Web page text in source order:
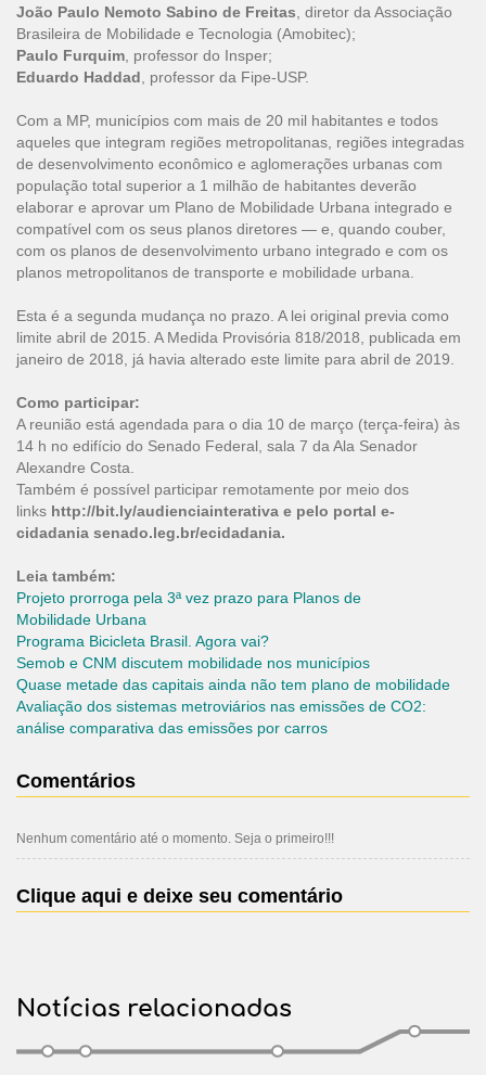
João Paulo Nemoto Sabino de Freitas , diretor da Associação
Brasileira de Mobilidade e Tecnologia (Amobitec);
Paulo Furquim , professor do Insper;
Eduardo Haddad , professor da Fipe-USP.
Com a MP, municípios com mais de 20 mil habitantes e todos
aqueles que integram regiões metropolitanas, regiões integradas
de desenvolvimento econômico e aglomerações urbanas com
população total superior a 1 milhão de habitantes deverão
elaborar e aprovar um Plano de Mobilidade Urbana integrado e
compatível com os seus planos diretores — e, quando couber,
com os planos de desenvolvimento urbano integrado e com os
planos metropolitanos de transporte e mobilidade urbana.
Esta é a segunda mudança no prazo. A lei original previa como
limite abril de 2015. A Medida Provisória 818/2018, publicada em
janeiro de 2018, já havia alterado este limite para abril de 2019.
Como participar:
A reunião está agendada para o dia 10 de março (terça-feira) às
14 h no edifício do Senado Federal, sala 7 da Ala Senador
Alexandre Costa.
Também é possível participar remotamente por meio dos
links http://bit.ly/audienciainterativa e pelo portal e-
cidadania senado.leg.br/ecidadania.
Leia também:
Projeto prorroga pela 3ª vez prazo para Planos de
Mobilidade Urbana
Programa Bicicleta Brasil. Agora vai?
Semob e CNM discutem mobilidade nos municípios
Quase metade das capitais ainda não tem plano de mobilidade
Avaliação dos sistemas metroviários nas emissões de CO2:
análise comparativa das emissões por carros
Comentários
Nenhum comentário até o momento. Seja o primeiro!!!
Clique aqui e deixe seu comentário
Notícias relacionadas